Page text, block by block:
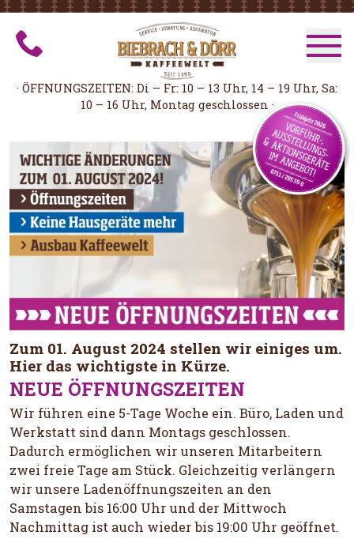
· ÖFFNUNGSZEITEN: Di – Fr: 10 – 13 Uhr, 14 – 19 Uhr, Sa:
10 – 16 Uhr, Montag geschlossen ·
ZUBEHÖR
SERVICE
ANGEBOTE
Zum 01. August 2024 stellen wir einiges um.
Hier das wichtigste in Kürze.
NEUE ÖFFNUNGSZEITEN
Wir führen eine 5-Tage Woche ein. Büro, Laden und
Werkstatt sind dann Montags geschlossen.
Dadurch ermöglichen wir unseren Mitarbeitern
zwei freie Tage am Stück. Gleichzeitig verlängern
wir unsere Ladenöffnungszeiten an den
Samstagen bis 16:00 Uhr und der Mittwoch
Nachmittag ist auch wieder bis 19:00 Uhr geöffnet.